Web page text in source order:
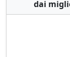
dai